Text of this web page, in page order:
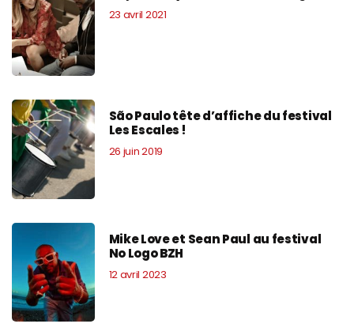
23 avril 2021
São Paulo tête d’affiche du festival
Les Escales !
26 juin 2019
Mike Love et Sean Paul au festival
No Logo BZH
12 avril 2023